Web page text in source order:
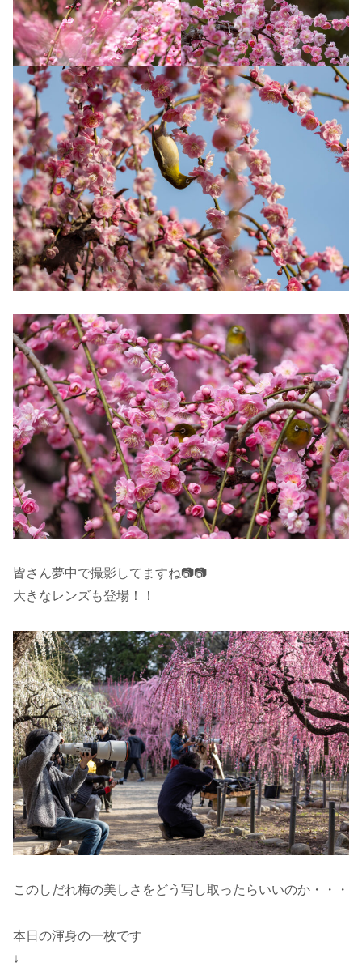
皆さん夢中で撮影してますね📷📷
大きなレンズも登場！！
このしだれ梅の美しさをどう写し取ったらいいのか・・・
本日の渾身の一枚です
↓